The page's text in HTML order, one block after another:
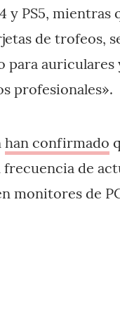
PS5, mientras
de trofeos,
profesionales».
han confirmado
de
monitores de